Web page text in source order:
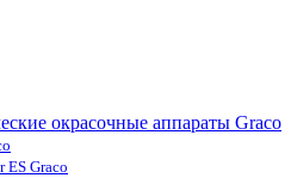
окрасочные аппараты Graco
Graco